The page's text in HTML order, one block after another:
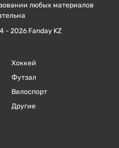
любых материалов
- 2026 Fanday KZ
Хоккей
Футзал
Велоспорт
Другие